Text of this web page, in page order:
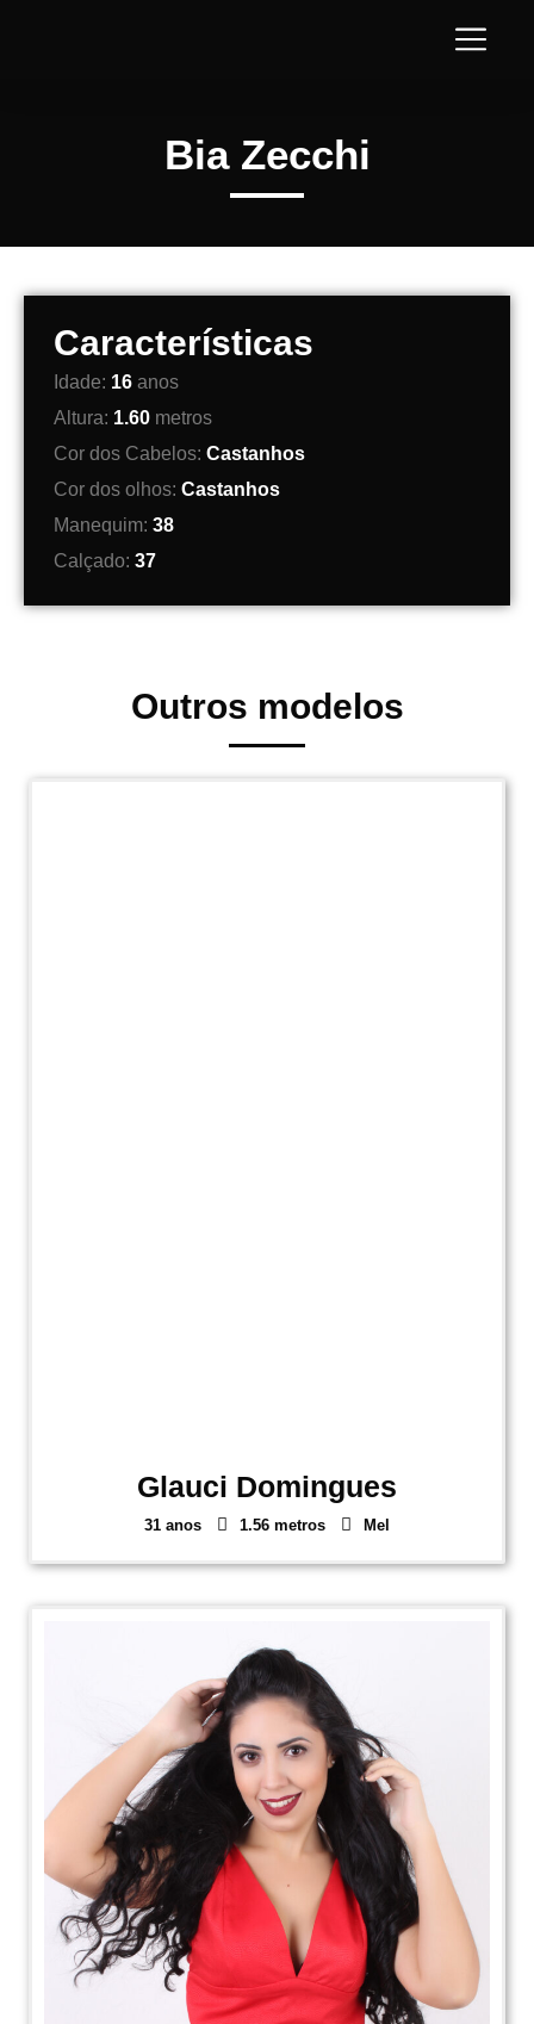
Bia Zecchi
Características
Idade: 16 anos
Altura: 1.60 metros
Cor dos Cabelos: Castanhos
Cor dos olhos: Castanhos
Manequim: 38
Calçado: 37
Outros modelos
Glauci Domingues
31 anos 1.56 metros Mel